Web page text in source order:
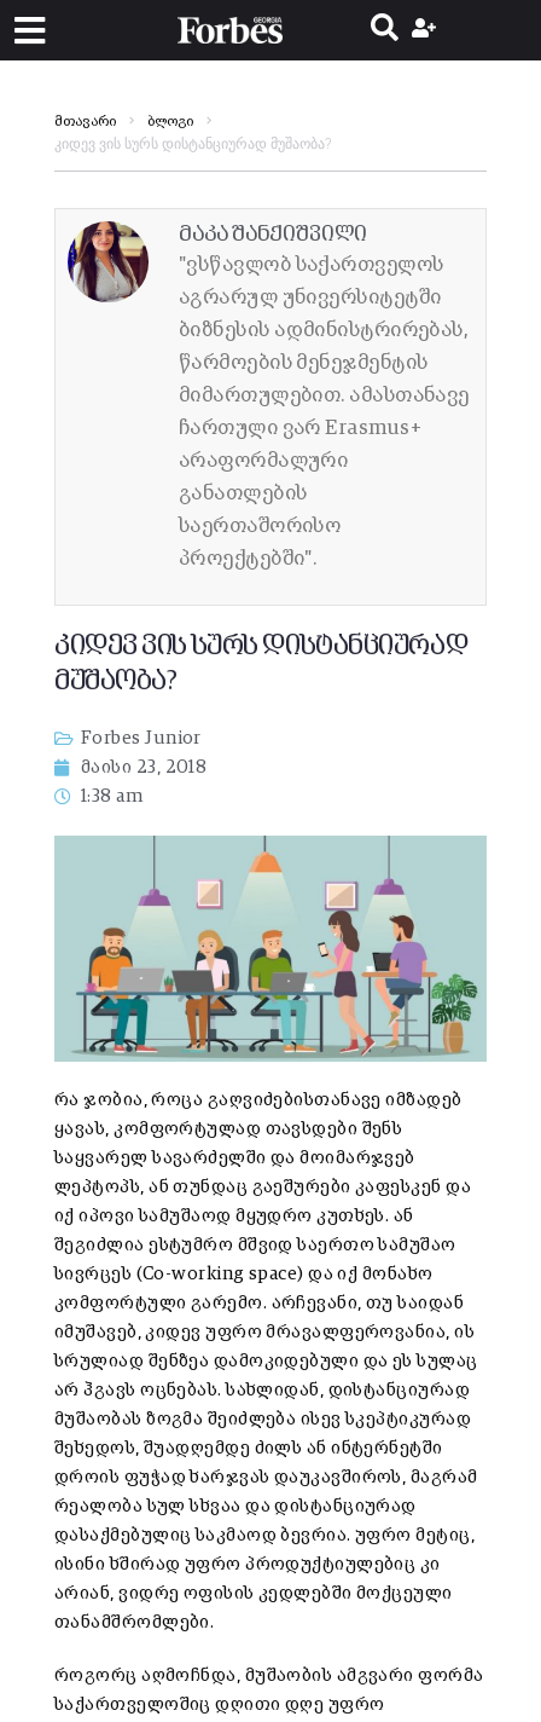
მთავარი ბლოგი
კიდევ ვის სურს დისტანციურად მუშაობა?
მაკა შანქიშვილი
"ვსწავლობ საქართველოს
აგრარულ უნივერსიტეტში
ბიზნესის ადმინისტრირებას,
წარმოების მენეჯმენტის
მიმართულებით. ამასთანავე
ჩართული ვარ Erasmus+
არაფორმალური
განათლების
საერთაშორისო
პროექტებში".
კიდევ ვის სურს დისტანციურად
მუშაობა?
Forbes Junior
მაისი 23, 2018
1:38 am
რა ჯობია, როცა გაღვიძებისთანავე იმზადებ
ყავას, კომფორტულად თავსდები შენს
საყვარელ სავარძელში და მოიმარჯვებ
ლეპტოპს, ან თუნდაც გაეშურები კაფესკენ და
იქ იპოვი სამუშაოდ მყუდრო კუთხეს. ან
შეგიძლია ესტუმრო მშვიდ საერთო სამუშაო
სივრცეს (Co-working space) და იქ მონახო
კომფორტული გარემო. არჩევანი, თუ საიდან
იმუშავებ, კიდევ უფრო მრავალფეროვანია, ის
სრულიად შენზეა დამოკიდებული და ეს სულაც
არ ჰგავს ოცნებას. სახლიდან, დისტანციურად
მუშაობას ზოგმა შეიძლება ისევ სკეპტიკურად
შეხედოს, შუადღემდე ძილს ან ინტერნეტში
დროის ფუჭად ხარჯვას დაუკავშიროს, მაგრამ
რეალობა სულ სხვაა და დისტანციურად
დასაქმებულიც საკმაოდ ბევრია. უფრო მეტიც,
ისინი ხშირად უფრო პროდუქტიულებიც კი
არიან, ვიდრე ოფისის კედლებში მოქცეული
თანამშრომლები.
როგორც აღმოჩნდა, მუშაობის ამგვარი ფორმა
საქართველოშიც დღითი დღე უფრო